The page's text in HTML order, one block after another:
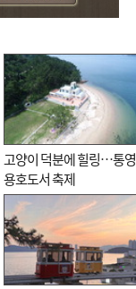
고양이 덕분에 힐링…통영
용호도서 축제